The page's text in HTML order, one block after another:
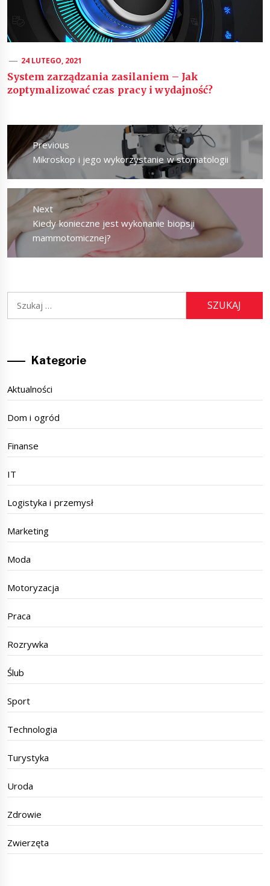
24 LUTEGO, 2021
System zarządzania zasilaniem – Jak
zoptymalizować czas pracy i wydajność?
Nawigacja
wpisuPrevious
Previous
Mikroskop i jego wykorzystanie w stomatologii
Next
Next
post:
Kiedy konieczne jest wykonanie biopsji
mammotomicznej?
Kategorie
Aktualności
Dom i ogród
Finanse
IT
Logistyka i przemysł
Marketing
Moda
Motoryzacja
Praca
Rozrywka
Ślub
Sport
Technologia
Turystyka
Uroda
Zdrowie
Zwierzęta